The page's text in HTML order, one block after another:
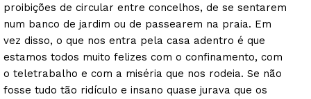
proibições de circular entre concelhos, de se sentarem
num banco de jardim ou de passearem na praia. Em
vez disso, o que nos entra pela casa adentro é que
estamos todos muito felizes com o confinamento, com
o teletrabalho e com a miséria que nos rodeia. Se não
fosse tudo tão ridículo e insano quase jurava que os